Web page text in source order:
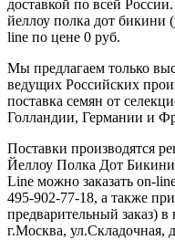
доставкой по всей
йеллоу полка дот
line по цене 0 руб.
Мы предлагаем только
ведущих Российских
поставка семян от
Голландии, Германии и
Поставки производятся
Йеллоу Полка Дот
Line можно заказать on-
495-902-77-18, а также
предварительный заказ)
г.Москва, ул.Складочная,